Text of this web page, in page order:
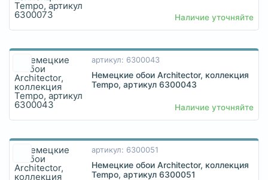
Наличие уточняйте
артикул: 6300043
Немецкие обои Architector, коллекция
Tempo, артикул 6300043
Наличие уточняйте
артикул: 6300051
Немецкие обои Architector, коллекция
Tempo, артикул 6300051